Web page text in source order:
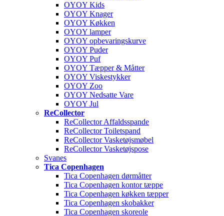
OYOY Kids
OYOY Knager
OYOY Køkken
OYOY lamper
OYOY opbevaringskurve
OYOY Puder
OYOY Puf
OYOY Tæpper & Måtter
OYOY Viskestykker
OYOY Zoo
OYOY Nedsatte Vare
OYOY Jul
ReCollector
ReCollector Affaldsspande
ReCollector Toiletspand
ReCollector Vasketøjsmøbel
ReCollector Vasketøjspose
Svanes
Tica Copenhagen
Tica Copenhagen dørmåtter
Tica Copenhagen kontor tæppe
Tica Copenhagen køkken tæpper
Tica Copenhagen skobakker
Tica Copenhagen skoreole